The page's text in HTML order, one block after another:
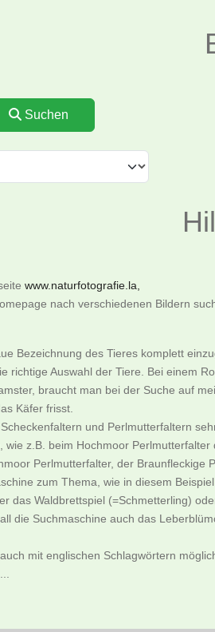
Suchen
www.naturfotografie.la,
nach verschiedenen Bildern
Bezeichnung des Tieres komplett
richtige Auswahl der Tiere. Bei einem
braucht man bei der Suche auf
Käfer frisst.
und Perlmutterfaltern
wie z.B. beim Hochmoor
Perlmutterfalter, der Braunfleckige
zum Thema, wie in diesem
das Waldbrettspiel (=Schmetterling)
die Suchmaschine auch das
mit englischen Schlagwörtern